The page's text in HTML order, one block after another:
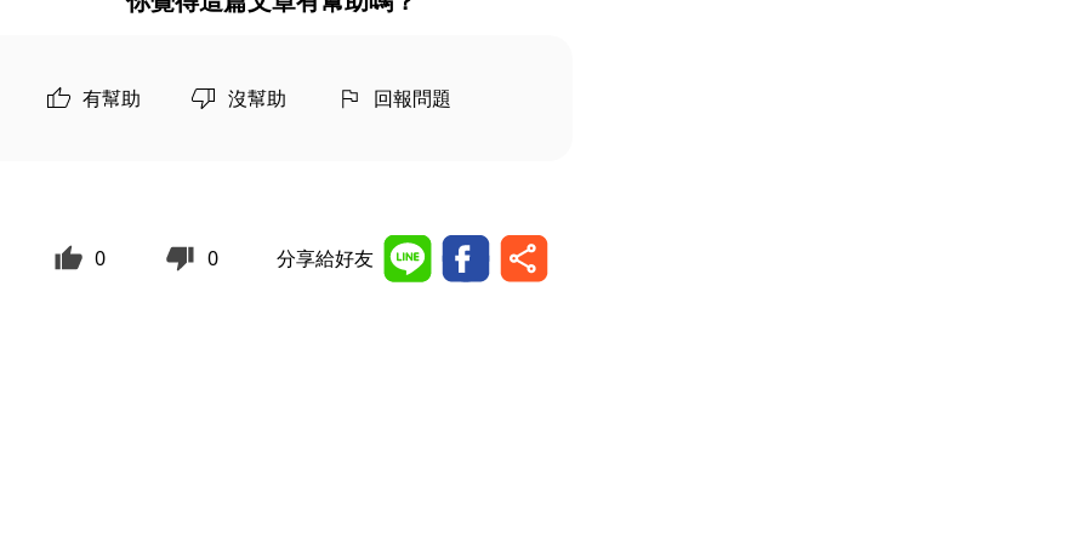
有幫助 沒幫助 回報問題
0 0 分享給好友